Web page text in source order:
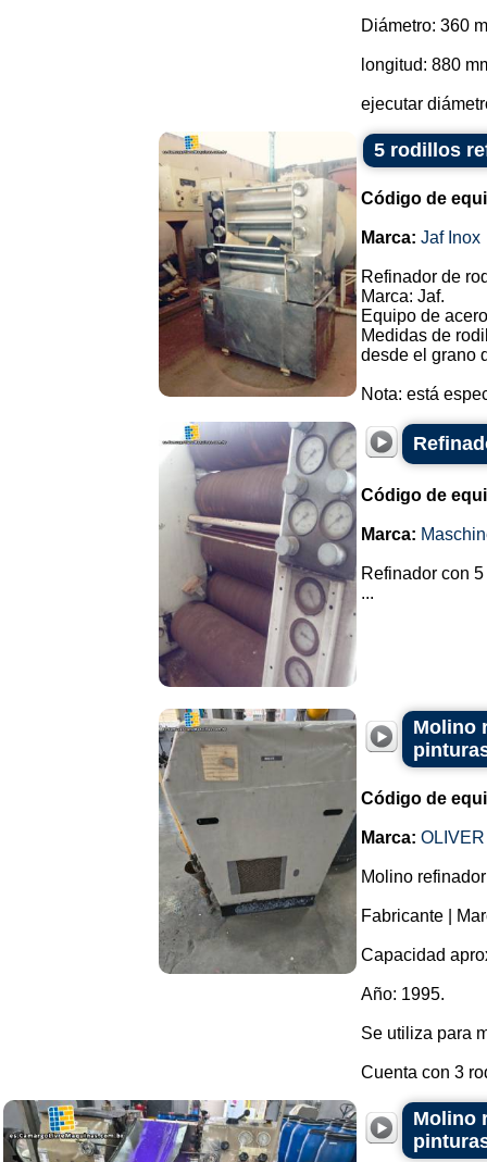
Diámetro: 360
longitud: 880
ejecutar
5 rodillos
Código de
Marca: Jaf Inox
Refinador de
Marca: Jaf.
Equipo de
Medidas de
desde el grano
Nota: está
Código de
Marca:
Refinador con
...
Molino
Código de
Marca:
Molino
Fabricante |
Capacidad
Año: 1995.
Se utiliza para
Cuenta con 3
Molino